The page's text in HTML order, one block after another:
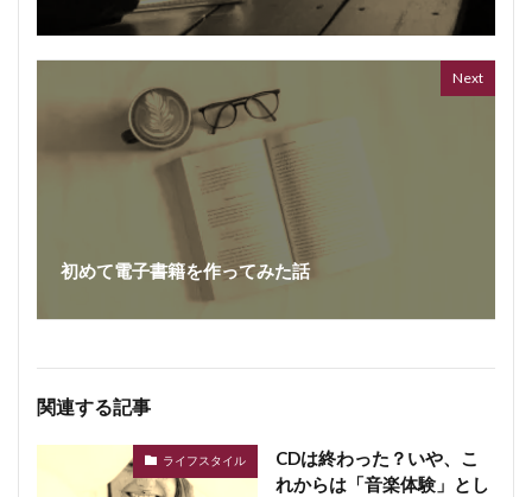
Next
初めて電子書籍を作ってみた話
関連する記事
ライフスタイル
CDは終わった？いや、こ
れからは「音楽体験」とし